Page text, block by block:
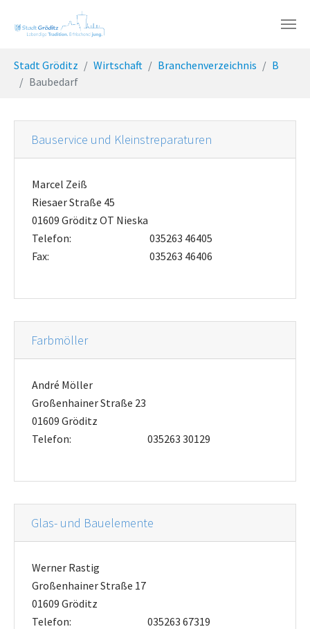
Skip to main content
Stadt Gröditz Wirtschaft Branchenverzeichnis
B
Baubedarf
Bauservice und Kleinstreparaturen
Marcel Zeiß
Riesaer Straße 45
01609 Gröditz OT Nieska
Telefon:
035263 46405
Fax:
035263 46406
Farbmöller
André Möller
Großenhainer Straße 23
01609 Gröditz
Telefon:
035263 30129
Glas- und Bauelemente
Werner Rastig
Großenhainer Straße 17
01609 Gröditz
Telefon:
035263 67319